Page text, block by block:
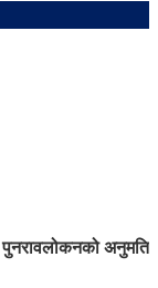
पुनरावलोकनको अनुमति